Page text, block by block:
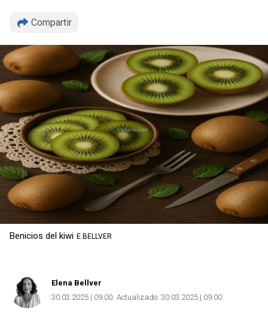
Compartir
Benicios del kiwi E.BELLVER
Elena Bellver
30.03.2025 | 09:00 Actualizado: 30.03.2025 | 09:00